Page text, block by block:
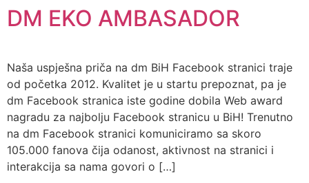
DM EKO AMBASADOR
Naša uspješna priča na dm BiH Facebook stranici traje
od početka 2012. Kvalitet je u startu prepoznat, pa je
dm Facebook stranica iste godine dobila Web award
nagradu za najbolju Facebook stranicu u BiH! Trenutno
na dm Facebook stranici komuniciramo sa skoro
105.000 fanova čija odanost, aktivnost na stranici i
interakcija sa nama govori o […]